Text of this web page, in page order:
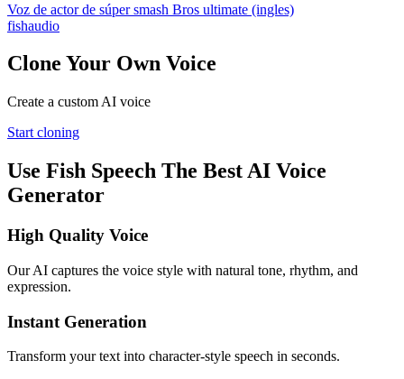
Voz de actor de súper smash Bros ultimate (ingles)
fishaudio
Clone Your Own Voice
Create a custom AI voice
Start cloning
Use Fish Speech The Best AI Voice
Generator
High Quality Voice
Our AI captures the voice style with natural tone, rhythm, and
expression.
Instant Generation
Transform your text into character-style speech in seconds.